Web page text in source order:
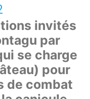
invités
par
se charge
pour
de combat